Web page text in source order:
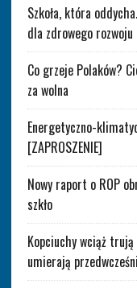
Szkoła, która
dla zdrowego
Co grzeje Polaków?
za wolna
Energetyczno-
[ZAPROSZENIE]
Nowy raport o ROP
szkło
Kopciuchy wciąż
umierają